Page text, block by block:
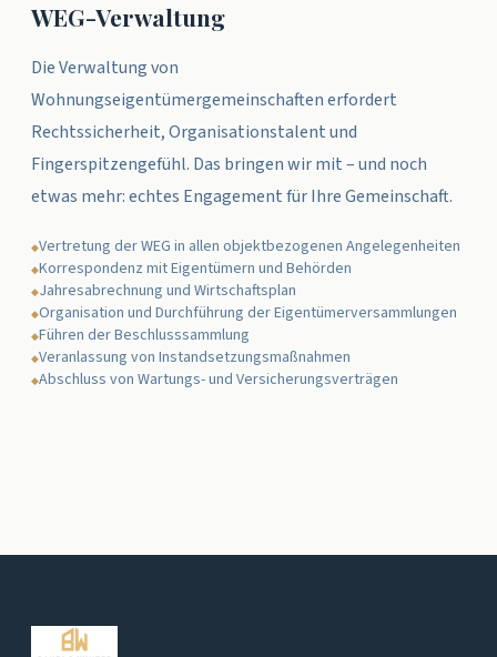
WEG-Verwaltung
Die Verwaltung von
Wohnungseigentümergemeinschaften erfordert
Rechtssicherheit, Organisationstalent und
Fingerspitzengefühl. Das bringen wir mit – und noch
etwas mehr: echtes Engagement für Ihre Gemeinschaft.
◆Vertretung der WEG in allen objektbezogenen Angelegenheiten
◆Korrespondenz mit Eigentümern und Behörden
◆Jahresabrechnung und Wirtschaftsplan
◆Organisation und Durchführung der Eigentümerversammlungen
◆Führen der Beschlusssammlung
◆Veranlassung von Instandsetzungsmaßnahmen
◆Abschluss von Wartungs- und Versicherungsverträgen